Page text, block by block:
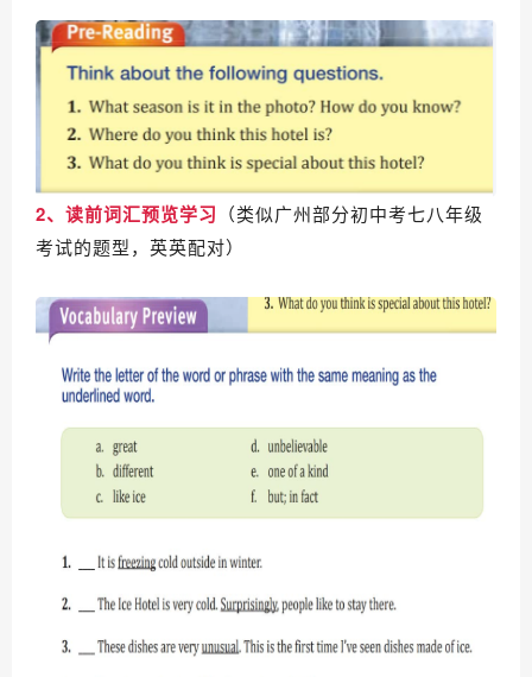
2、读前词汇预览学习 （类似广州部分初中考七八年级
考试的题型，英英配对）